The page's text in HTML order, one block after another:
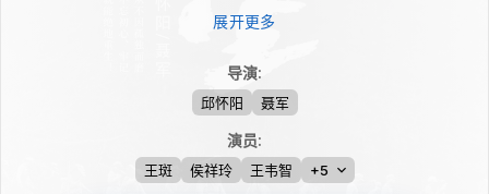
改组，毛泽东同志的军事领导权重新得到确定。影片围绕这一历史
节点展开，展现红军在新的战略指挥下四渡赤水、巧渡金沙江，最
展开更多
导演:
邱怀阳 聂军
演员:
王斑 侯祥玲 王韦智 +5